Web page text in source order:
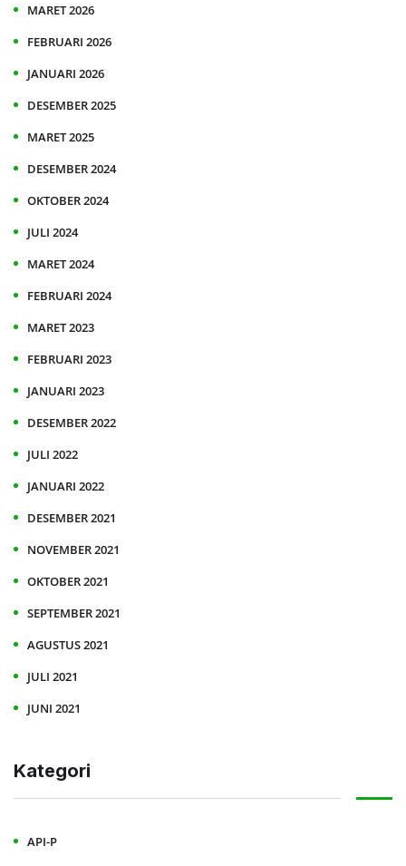
MARET 2026
FEBRUARI 2026
JANUARI 2026
DESEMBER 2025
MARET 2025
DESEMBER 2024
OKTOBER 2024
JULI 2024
MARET 2024
FEBRUARI 2024
MARET 2023
FEBRUARI 2023
JANUARI 2023
DESEMBER 2022
JULI 2022
JANUARI 2022
DESEMBER 2021
NOVEMBER 2021
OKTOBER 2021
SEPTEMBER 2021
AGUSTUS 2021
JULI 2021
JUNI 2021
Kategori
API-P